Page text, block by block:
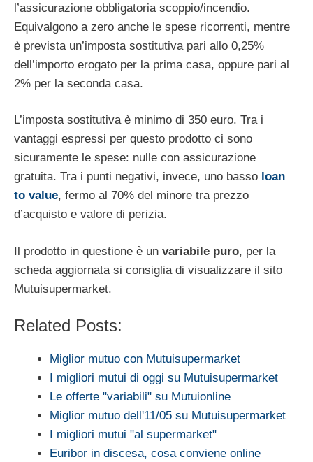
l’assicurazione obbligatoria scoppio/incendio.
Equivalgono a zero anche le spese ricorrenti, mentre
è prevista un’imposta sostitutiva pari allo 0,25%
dell’importo erogato per la prima casa, oppure pari al
2% per la seconda casa.
L’imposta sostitutiva è minimo di 350 euro. Tra i
vantaggi espressi per questo prodotto ci sono
sicuramente le spese: nulle con assicurazione
gratuita. Tra i punti negativi, invece, uno basso loan
to value, fermo al 70% del minore tra prezzo
d’acquisto e valore di perizia.
Il prodotto in questione è un variabile puro, per la
scheda aggiornata si consiglia di visualizzare il sito
Mutuisupermarket.
Related Posts:
Miglior mutuo con Mutuisupermarket
I migliori mutui di oggi su Mutuisupermarket
Le offerte "variabili" su Mutuionline
Miglior mutuo dell'11/05 su Mutuisupermarket
I migliori mutui "al supermarket"
Euribor in discesa, cosa conviene online